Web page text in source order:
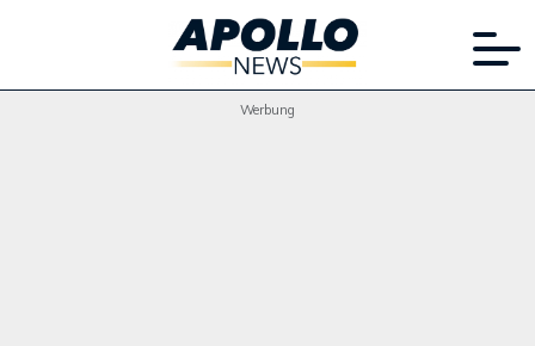
Werbung